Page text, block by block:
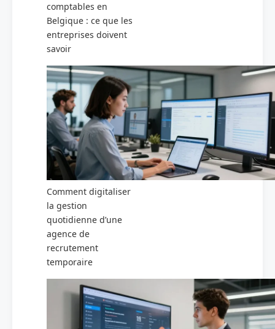
comptables en
Belgique : ce que les
entreprises doivent
savoir
Comment digitaliser
la gestion
quotidienne d’une
agence de
recrutement
temporaire